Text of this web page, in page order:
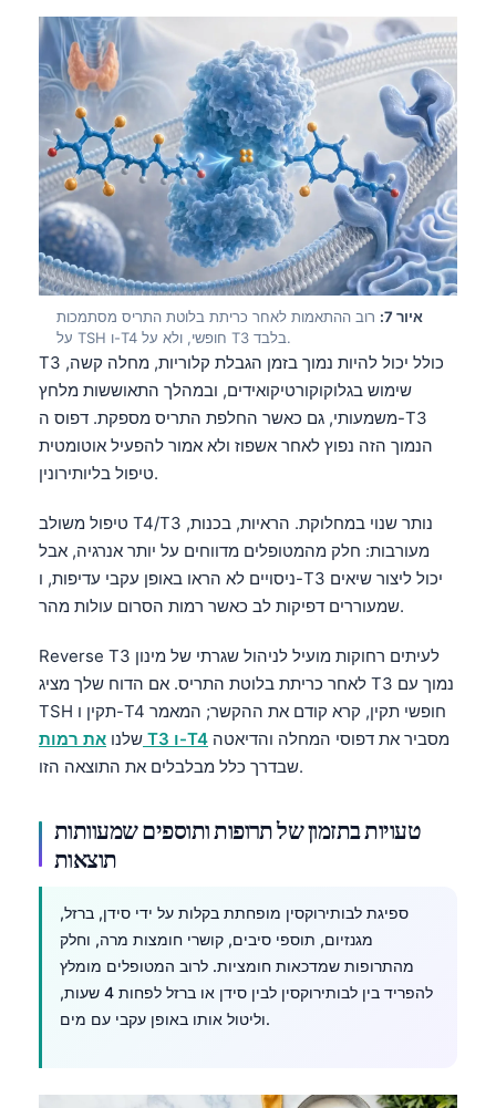
איור 7:
רוב ההתאמות לאחר כריתת בלוטת התריס מסתמכות
על TSH ו-T4 חופשי, ולא על T3 בלבד.
T3 כולל יכול להיות נמוך בזמן הגבלת קלוריות, מחלה קשה,
שימוש בגלוקוקורטיקואידים, ובמהלך התאוששות מלחץ
משמעותי, גם כאשר החלפת התריס מספקת. דפוס ה-T3
הנמוך הזה נפוץ לאחר אשפוז ולא אמור להפעיל אוטומטית
טיפול בליותירונין.
טיפול משולב T4/T3 נותר שנוי במחלוקת. הראיות, בכנות,
מעורבות: חלק מהמטופלים מדווחים על יותר אנרגיה, אבל
ניסויים לא הראו באופן עקבי עדיפות, ו-T3 יכול ליצור שיאים
שמעוררים דפיקות לב כאשר רמות הסרום עולות מהר.
Reverse T3 לעיתים רחוקות מועיל לניהול שגרתי של מינון
לאחר כריתת בלוטת התריס. אם הדוח שלך מציג T3 נמוך עם
TSH תקין ו-T4 חופשי תקין, קרא קודם את ההקשר; המאמר
שלנו
את רמות T3 ו-T4
שבדרך כלל מבלבלים את התוצאה הזו.
טעויות בתזמון של תרופות ותוספים שמעוותות
תוצאות
ספיגת לבותירוקסין מופחתת בקלות על ידי סידן, ברזל,
מגנזיום, תוספי סיבים, קושרי חומצות מרה, וחלק
מהתרופות שמדכאות חומציות. לרוב המטופלים מומלץ
להפריד בין לבותירוקסין לבין סידן או ברזל לפחות 4 שעות,
וליטול אותו באופן עקבי עם מים.
Tiếng Việt
ไทย
ဗမာစာ
ភាសាខ្មែរ
Kiswahili
Українська
Català
Қазақ тілі
Suomi
Hrvatski
كوردی‎
پښتو
سنڌي
සිංහල
অসমীয়া
Latviešu valoda
Македонски јазик
Euskara
Gàidhlig
Occitan
العربية المغربية
Afrikaans
Монгол
ພາສາລາວ
Basa Jawa